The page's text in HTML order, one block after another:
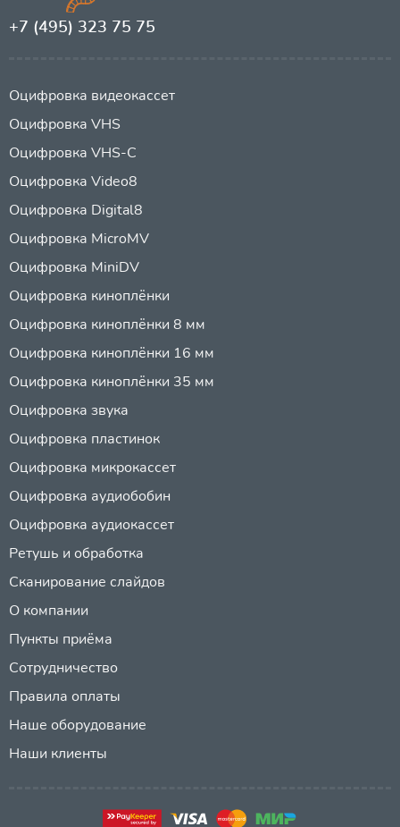
+7 (495) 323 75 75
Оцифровка видеокассет
Оцифровка VHS
Оцифровка VHS-C
Оцифровка Video8
Оцифровка Digital8
Оцифровка MicroMV
Оцифровка MiniDV
Оцифровка киноплёнки
Оцифровка киноплёнки 8 мм
Оцифровка киноплёнки 16 мм
Оцифровка киноплёнки 35 мм
Оцифровка звука
Оцифровка пластинок
Оцифровка микрокассет
Оцифровка аудиобобин
Оцифровка аудиокассет
Ретушь и обработка
Сканирование слайдов
О компании
Пункты приёма
Сотрудничество
Правила оплаты
Наше оборудование
Наши клиенты